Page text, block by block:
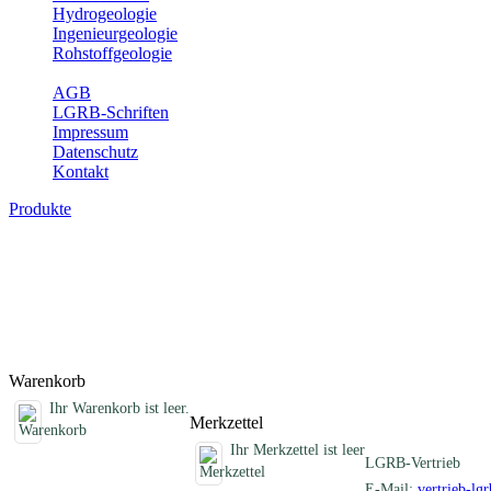
Hydrogeologie
Ingenieurgeologie
Rohstoffgeologie
AGB
LGRB-Schriften
Impressum
Datenschutz
Kontakt
Produkte
Warenkorb
Ihr Warenkorb ist leer.
Merkzettel
Ihr Merkzettel ist leer
LGRB-Vertrieb